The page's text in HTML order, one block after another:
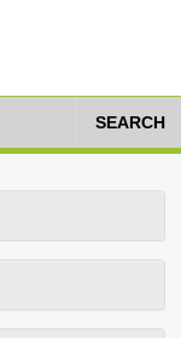
SEARCH